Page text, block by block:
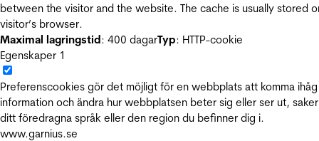
between the visitor and the website. The cache is usually stored
visitor’s browser.
Maximal lagringstid: 400 dagarTyp: HTTP-cookie
Egenskaper 1
Preferenscookies gör det möjligt för en webbplats att komma ihåg
information och ändra hur webbplatsen beter sig eller ser ut,
ditt föredragna språk eller den region du befinner dig i.
www.garnius.se